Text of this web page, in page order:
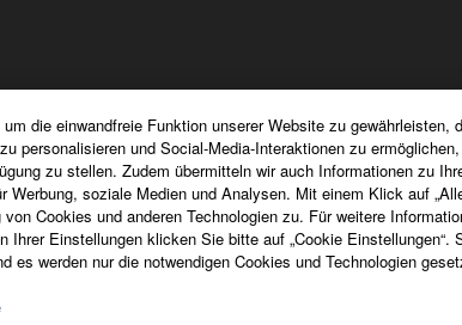
die einwandfreie Funktion unserer Website zu gewährleisten,
personalisieren und Social-Media-Interaktionen zu
zu stellen. Zudem übermitteln wir auch Informationen zu
Werbung, soziale Medien und Analysen. Mit einem Klick auf
Cookies und anderen Technologien zu. Für weitere
Ihrer Einstellungen klicken Sie bitte auf „Cookie Einstellungen“.
es werden nur die notwendigen Cookies und Technologien